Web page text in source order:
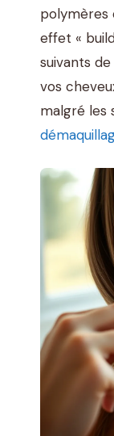
polymères
effet «
suivants
vos
malgré les